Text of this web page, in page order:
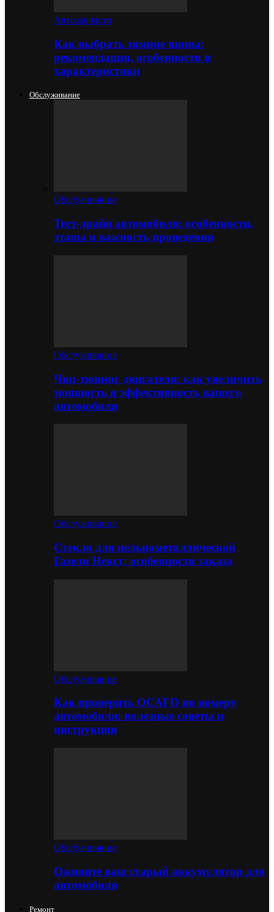
Автозапчасти
Как выбрать зимние шины:
рекомендации, особенности и
характеристики
Обслуживание
Обслуживание
Тест-драйв автомобиля: особенности,
этапы и важность проведения
Обслуживание
Чип-тюнинг двигателя: как увеличить
мощность и эффективность вашего
автомобиля
Обслуживание
Стекло для цельнометаллической
Газели Некст: особенности заказа
Обслуживание
Как проверить ОСАГО по номеру
автомобиля: полезные советы и
инструкция
Обслуживание
Оживите ваш старый аккумулятор для
автомобиля
Ремонт